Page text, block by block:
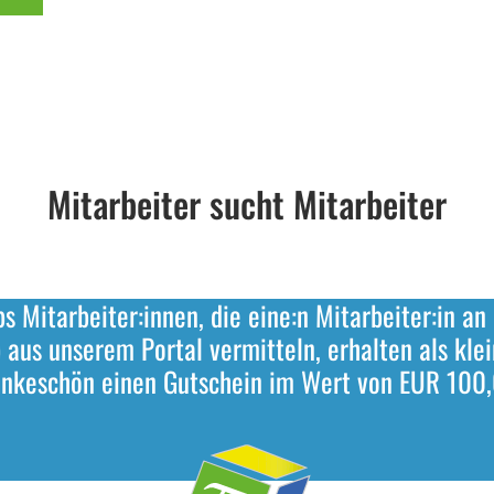
Mitarbeiter sucht Mitarbeiter
Mitarbeiter:innen, die eine:n Mitarbeiter:in an
aus unserem Portal vermitteln, erhalten als
einen Gutschein im Wert von EUR